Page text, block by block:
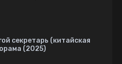
секретарь (китайская
(2025)